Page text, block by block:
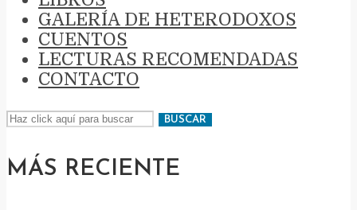
GALERÍA DE HETERODOXOS
CUENTOS
LECTURAS RECOMENDADAS
CONTACTO
BUSCAR
MÁS RECIENTE